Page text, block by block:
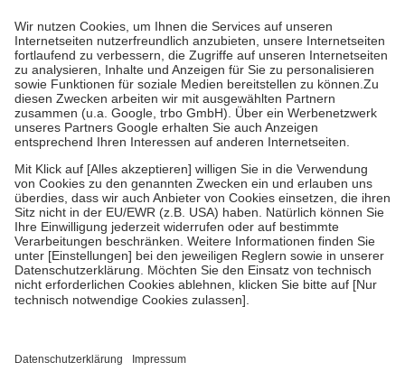
höchstens zehn Euro.
Es sind jedoch nie mehr als die tatsächlichen
Kosten der Leistung zu entrichten.
Diese Regeln gelten grundsätzlich auch für Online-Apotheken.
Bei Heilmitteln und häuslicher Krankenpflege beträgt die
Zuzahlung zehn Prozent der Kosten sowie zehn Euro je
Verordnung.
Um das Engagement der Versicherten für ihre eigene Gesundheit zu
stärken und die besondere Stellung der Familie zu unterstützen,
fallenkeine Zuzahlungenan bei:
• Kindern und Jugendlichen bis zum vollendeten 18. Lebensjahr
mit Ausnahme der Fahrkosten
• Untersuchungen zur Vorsorge und Früherkennung, die von der
GKV getragen werden
• empfohlenen Schutzimpfungen
• Harn- und Blutteststreifen
getroffen, um sicherzustellen, dass es sich um echte Bewertungen